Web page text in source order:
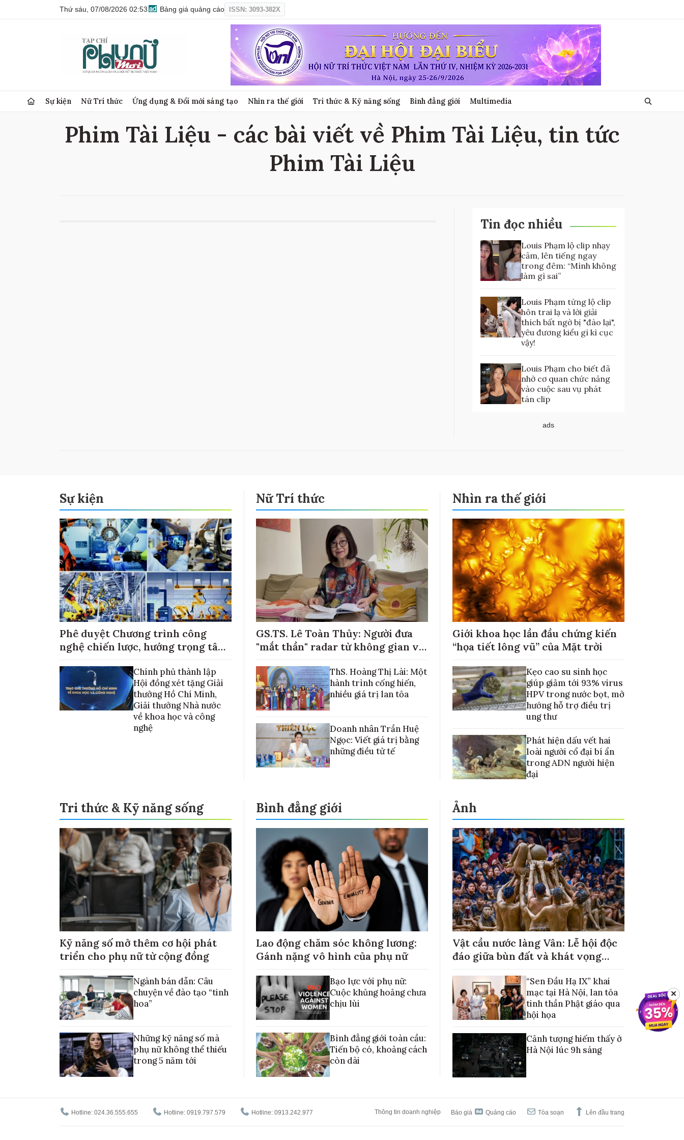
Thứ sáu, 07/08/2026 02:53 Bảng giá quảng cáo ISSN: 3093-382X
Sự kiện Nữ Trí thức Ứng dụng & Đổi mới sáng tạo Nhìn ra thế giới Tri thức & Kỹ năng sống Bình đẳng giới Multimedia
Phim Tài Liệu - các bài viết về Phim Tài Liệu, tin tức
Phim Tài Liệu
Tin đọc nhiều
Louis Phạm lộ clip nhạy
cảm, lên tiếng ngay
trong đêm: “Mình không
làm gì sai”
Louis Phạm từng lộ clip
hôn trai lạ và lời giải
thích bất ngờ bị "đào lại",
yêu đương kiểu gì kì cục
vậy!
Louis Phạm cho biết đã
nhờ cơ quan chức năng
vào cuộc sau vụ phát
tán clip
ads
Sự kiện
Phê duyệt Chương trình công
nghệ chiến lược, hướng trọng tâm
Chính phủ thành lập
Hội đồng xét tặng Giải
thưởng Hồ Chí Minh,
Giải thưởng Nhà nước
về khoa học và công
nghệ
Nữ Trí thức
GS.TS. Lê Toàn Thủy: Người đưa
"mắt thần" radar từ không gian về
ThS. Hoàng Thị Lài: Một
hành trình cống hiến,
nhiều giá trị lan tỏa
Doanh nhân Trần Huệ
Ngọc: Viết giá trị bằng
những điều tử tế
Nhìn ra thế giới
Giới khoa học lần đầu chứng kiến
“họa tiết lông vũ” của Mặt trời
Kẹo cao su sinh học
giúp giảm tới 93% virus
HPV trong nước bọt, mở
hướng hỗ trợ điều trị
ung thư
Phát hiện dấu vết hai
loài người cổ đại bí ẩn
trong ADN người hiện
đại
Tri thức & Kỹ năng sống
Kỹ năng số mở thêm cơ hội phát
triển cho phụ nữ từ cộng đồng
Ngành bán dẫn: Câu
chuyện về đào tạo “tinh
hoa”
Những kỹ năng số mà
phụ nữ không thể thiếu
trong 5 năm tới
Bình đẳng giới
Lao động chăm sóc không lương:
Gánh nặng vô hình của phụ nữ
Bạo lực với phụ nữ:
Cuộc khủng hoảng chưa
chịu lùi
Bình đẳng giới toàn cầu:
Tiến bộ có, khoảng cách
còn dài
Ảnh
Vật cầu nước làng Vân: Lễ hội độc
đáo giữa bùn đất và khát vọng
“Sen Đầu Hạ IX” khai
mạc tại Hà Nội, lan tỏa
tinh thần Phật giáo qua
hội họa
Cảnh tượng hiếm thấy ở
Hà Nội lúc 9h sáng
Hotline: 024.36.555.655 Hotline: 0919.797.579 Hotline: 0913.242.977 Thông tin doanh nghiệp Báo giá Quảng cáo Tòa soạn Lên đầu trang
✕